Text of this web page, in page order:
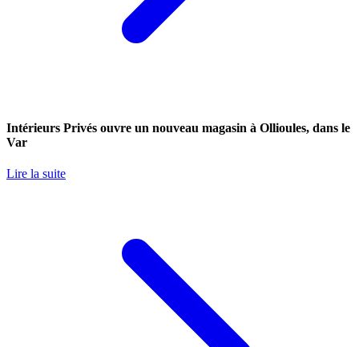
Intérieurs Privés ouvre un nouveau magasin à Ollioules, dans le
Var
Lire la suite